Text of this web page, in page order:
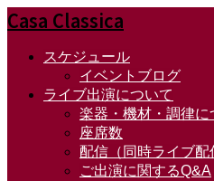
Casa Classica
スケジュール
イベントブログ
ライブ出演について
楽器・機材・調律に
座席数
配信（同時ライブ配
ご出演に関するQ&A